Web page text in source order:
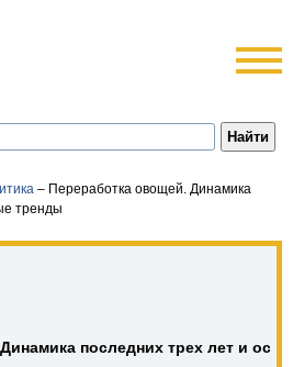
– Переработка овощей. Динамика
тренды
последних трех лет и